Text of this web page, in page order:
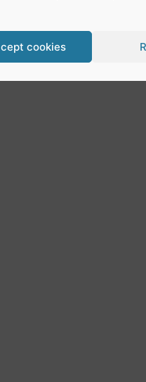
cookies